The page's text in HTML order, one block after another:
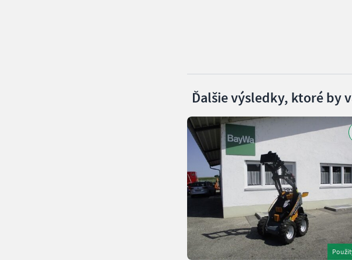
Ďalšie výsledky, ktoré by